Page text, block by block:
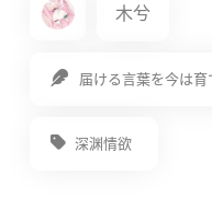
木兮
届ける言葉を今は育
深渊情欲